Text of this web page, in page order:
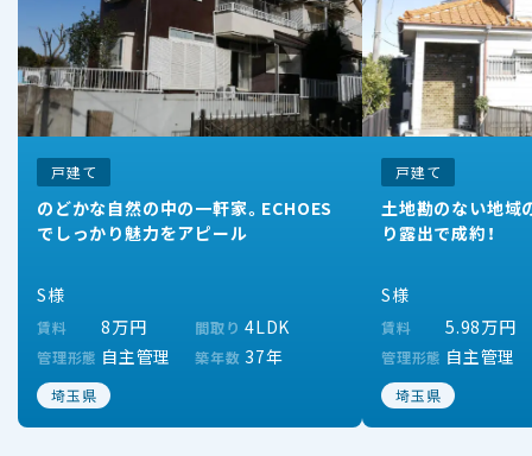
戸建て
のどかな自然の中の一軒家。ECHOES
でしっかり魅力をアピール
S様
賃料 8万円 間取り 4LDK
管理形態 自主管理 築年数 37年
埼玉県
戸建て
土地勘のない地域
り露出で成約！
S様
賃料 5.98万円
管理形態 自主管理
埼玉県